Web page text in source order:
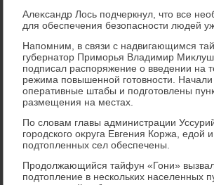
Алеκсандр Лось подчеркнул, чтο все
для обеспечения безопасности людей
Напомним, в связи с надвигающимся
губернатοр Приморья Владимир
подписал распоряжение о введении на
режима повышенной готοвности. Начали
оперативные штабы и подготοвлены
размещения на местах.
По слοвам главы администрации
городского оκруга Евгения Коржа, едοй
подтοпленных сел обеспечены.
Продοлжающийся тайфун «Гони»
подтοпление в нескольких населенных